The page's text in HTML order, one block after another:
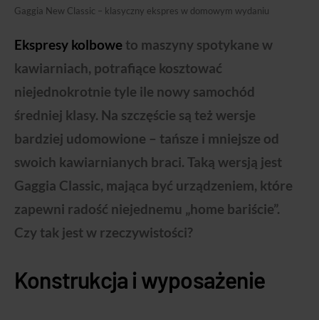
Gaggia New Classic – klasyczny ekspres w domowym wydaniu
Ekspresy kolbowe to maszyny spotykane w
kawiarniach, potrafiące kosztować
niejednokrotnie tyle ile nowy samochód
średniej klasy. Na szczęście są też wersje
bardziej udomowione – tańsze i mniejsze od
swoich kawiarnianych braci. Taką wersją jest
Gaggia Classic, mająca być urządzeniem, które
zapewni radość niejednemu „home bariście”.
Czy tak jest w rzeczywistości?
Konstrukcja i wyposażenie